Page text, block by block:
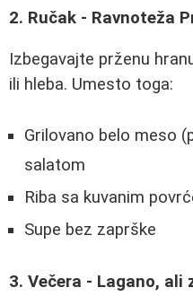
2. Ručak - Ravnoteža
Izbegavajte prženu
ili hleba. Umesto toga:
Grilovano belo meso
salatom
Riba sa kuvanim
Supe bez zaprške
3. Večera - Lagano, ali